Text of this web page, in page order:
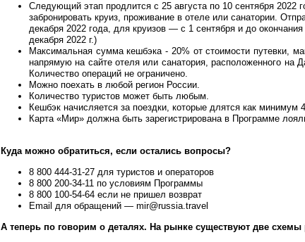
Следующий этап продлится с 25 августа по 10 сентября 2022
забронировать круиз, проживание в отеле или санатории.
декабря 2022 года, для круизов — с 1 сентября и до
декабря 2022 г.)
Максимальная сумма кешбэка - 20% от стоимости путевки,
напрямую на сайте отеля или санатория, расположенного на
Количество операций не ограничено.
Можно поехать в любой регион России.
Количество туристов может быть любым.
Кешбэк начисляется за поездки, которые длятся как минимум
Карта «Мир» должна быть зарегистрирована в Программе
Куда можно обратиться, если остались вопросы?
8 800 444-31-27 для туристов и операторов
8 800 200-34-11 по условиям Программы
8 800 100-54-64 если не пришел возврат
Email для обращений — mir@russia.travel
А теперь по говорим о деталях. На рынке существуют две схемы